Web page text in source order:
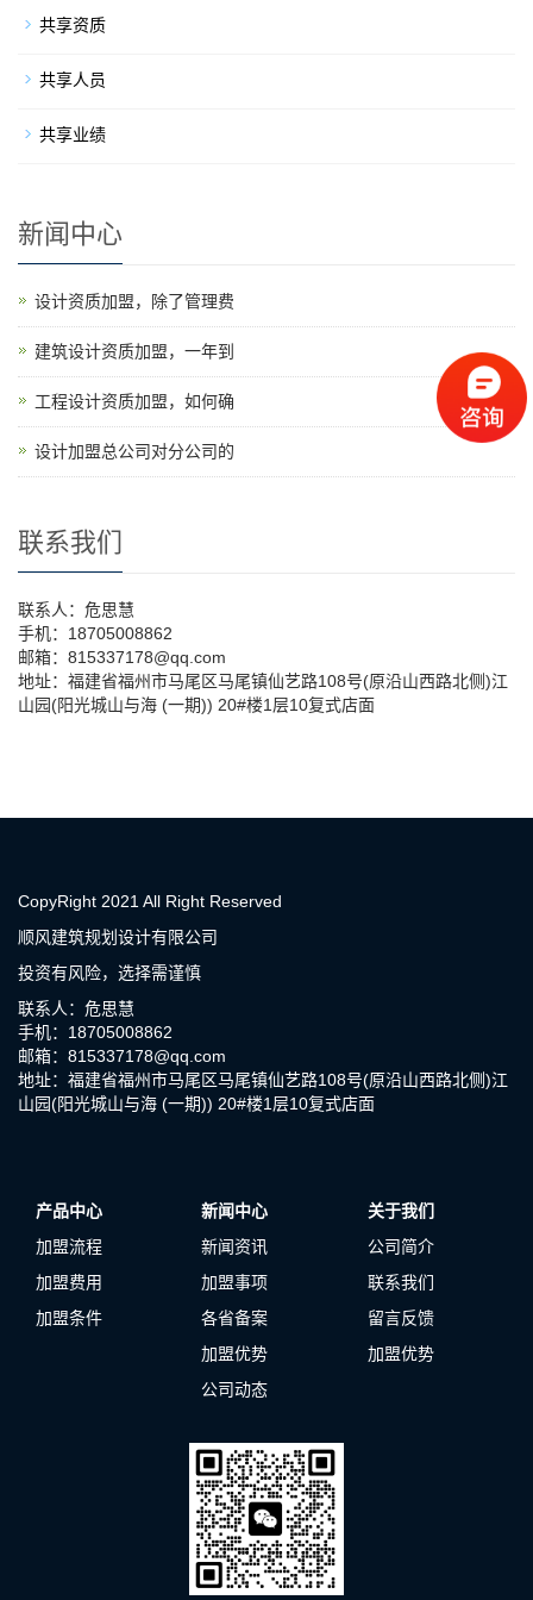
共享资质
共享人员
共享业绩
新闻中心
设计资质加盟，除了管理费
建筑设计资质加盟，一年到
工程设计资质加盟，如何确
设计加盟总公司对分公司的
联系我们
联系人：危思慧
手机：18705008862
邮箱：815337178@qq.com
地址：福建省福州市马尾区马尾镇仙艺路108号(原沿山西路北侧)江
山园(阳光城山与海 (一期)) 20#楼1层10复式店面
CopyRight 2021 All Right Reserved
顺风建筑规划设计有限公司
投资有风险，选择需谨慎
联系人：危思慧
手机：18705008862
邮箱：815337178@qq.com
地址：福建省福州市马尾区马尾镇仙艺路108号(原沿山西路北侧)江
山园(阳光城山与海 (一期)) 20#楼1层10复式店面
产品中心
加盟流程
加盟费用
加盟条件
新闻中心
新闻资讯
加盟事项
各省备案
加盟优势
公司动态
关于我们
公司简介
联系我们
留言反馈
加盟优势